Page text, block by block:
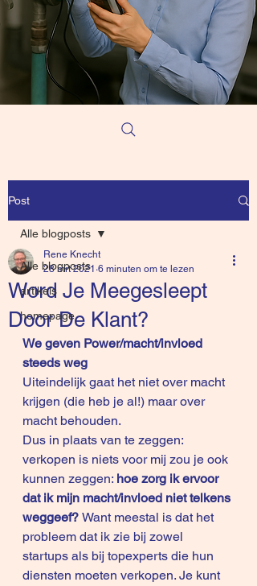
Post
Alle blogposts
artikels
homepage
Alle blogposts
Word Je Meegesleept
Door De Klant?
Rene Knecht
28 mrt 2021 6 minuten om te lezen
We geven Power/macht/invloed
steeds weg
Uiteindelijk gaat het niet over macht
krijgen (die heb je al!) maar over
macht behouden.
Dus in plaats van te zeggen:
verkopen is niets voor mij zou je ook
kunnen zeggen: hoe zorg ik ervoor
dat ik mijn macht/invloed niet telkens
weggeef? Want meestal is dat het
probleem dat ik zie bij zowel
startups als bij topexperts die hun
diensten moeten verkopen. Je kunt